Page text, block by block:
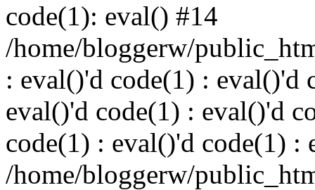
code(1): eval() #14
/home/bloggerw/
: eval()'d code(1) : eval()'d
eval()'d code(1) : eval()'d
code(1) : eval()'d code(1) :
/home/bloggerw/